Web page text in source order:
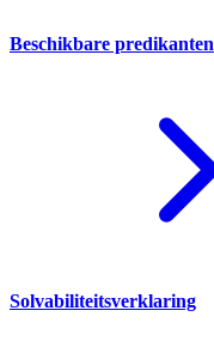
Beschikbare predikanten
Solvabiliteitsverklaring